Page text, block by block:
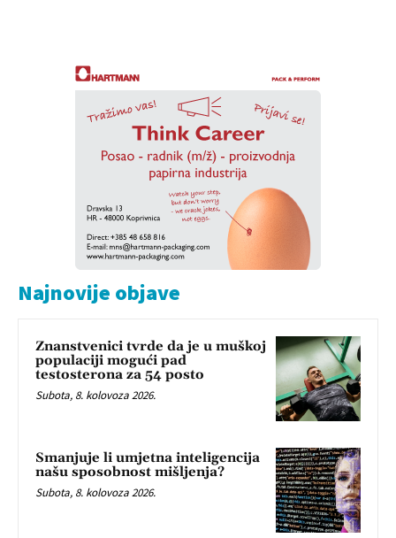
Najnovije objave
Znanstvenici tvrde da je u muškoj
populaciji mogući pad
testosterona za 54 posto
Subota, 8. kolovoza 2026.
Smanjuje li umjetna inteligencija
našu sposobnost mišljenja?
Subota, 8. kolovoza 2026.